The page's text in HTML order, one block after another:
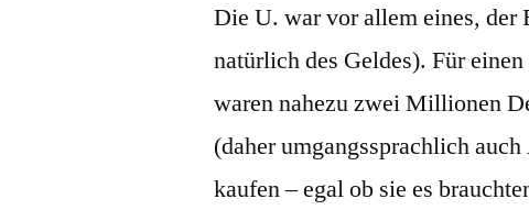
Die U. war vor allem eines, der
natürlich des Geldes). Für
waren nahezu zwei Millionen
(daher umgangssprachlich
kaufen – egal ob sie es